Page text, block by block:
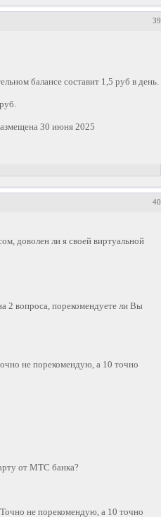
39
балансе составит 1,5 руб в день.
30 июня 2025
40
доволен ли я своей виртуальной
2 вопроса, порекомендуете ли Вы
не порекомендую, а 10 точно
от МТС банка?
не порекомендую, а 10 точно